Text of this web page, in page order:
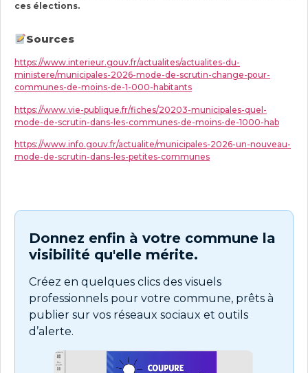
ces élections.
Sources
https://www.interieur.gouv.fr/actualites/actualites-du-
ministere/municipales-2026-mode-de-scrutin-change-pour-
communes-de-moins-de-1-000-habitants
https://www.vie-publique.fr/fiches/20203-municipales-quel-
mode-de-scrutin-dans-les-communes-de-moins-de-1000-hab
https://www.info.gouv.fr/actualite/municipales-2026-un-nouveau-
mode-de-scrutin-dans-les-petites-communes
Donnez enfin à votre commune la
visibilité qu'elle mérite.
Créez en quelques clics des visuels
professionnels pour votre commune, prêts à
publier sur vos réseaux sociaux et outils
d’alerte.